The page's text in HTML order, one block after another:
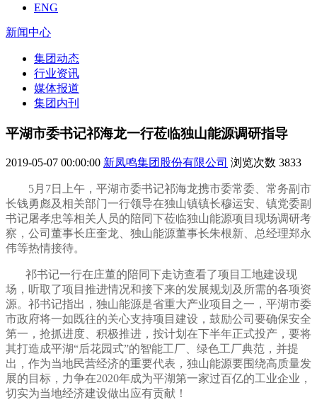
ENG
新闻中心
集团动态
行业资讯
媒体报道
集团内刊
平湖市委书记祁海龙一行莅临独山能源调研指导
2019-05-07 00:00:00 新凤鸣集团股份有限公司 浏览次数 3833
5月7日上午，平湖市委书记祁海龙携市委常委、常务副市
长钱勇彪及相关部门一行领导在独山镇镇长穆运安、镇党委副
书记屠孝忠等相关人员的陪同下莅临独山能源项目现场调研考
察，公司董事长庄奎龙、独山能源董事长朱根新、总经理郑永
伟等热情接待。
祁书记一行在庄董的陪同下走访查看了项目工地建设现
场，听取了项目推进情况和接下来的发展规划及所需的各项资
源。祁书记指出，独山能源是省重大产业项目之一， 平湖市委
市政府将一如既往的关心支持项目建设， 鼓励公司要确保安全
第一，抢抓进度、积极推进，按计划在下半年正式投产，要将
其打造成平湖“后花园式”的智能工厂、绿色工厂典范， 并提
出， 作为当地民营经济的重要代表， 独山能源要围绕高质量发
展的目标，力争在2020年成为平湖第一家过百亿的工业企业，
切实为当地经济建设做出应有贡献！